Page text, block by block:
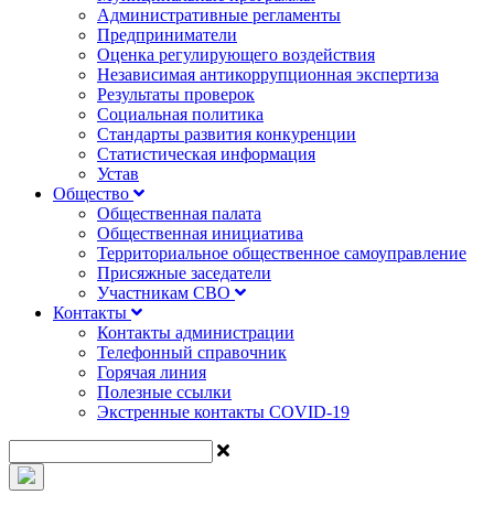
Административные регламенты
Предприниматели
Оценка регулирующего воздействия
Независимая антикоррупционная экспертиза
Результаты проверок
Социальная политика
Стандарты развития конкуренции
Статистическая информация
Устав
Общество
Общественная палата
Общественная инициатива
Территориальное общественное самоуправление
Присяжные заседатели
Участникам СВО
Контакты
Контакты администрации
Телефонный справочник
Горячая линия
Полезные ссылки
Экстренные контакты COVID-19